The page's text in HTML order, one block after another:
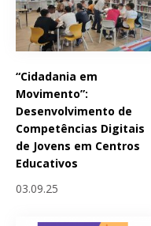
“Cidadania em
Movimento”:
Desenvolvimento de
Competências Digitais
de Jovens em Centros
Educativos
03.09.25